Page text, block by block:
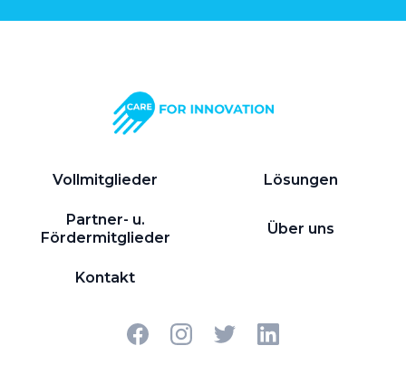
Vollmitglieder Lösungen
Partner- u.
Fördermitglieder
Über uns
Kontakt